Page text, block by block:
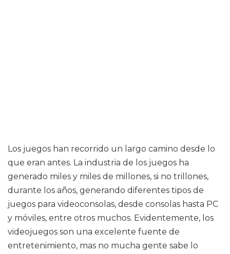
Los juegos han recorrido un largo camino desde lo
que eran antes. La industria de los juegos ha
generado miles y miles de millones, si no trillones,
durante los años, generando diferentes tipos de
juegos para videoconsolas, desde consolas hasta PC
y móviles, entre otros muchos. Evidentemente, los
videojuegos son una excelente fuente de
entretenimiento, mas no mucha gente sabe lo